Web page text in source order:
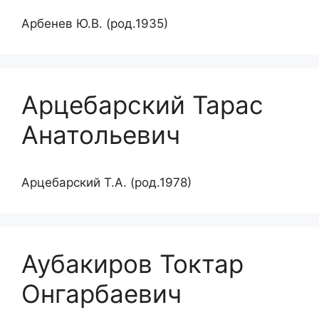
Арбенев Ю.В. (род.1935)
Арцебарский Тарас
Анатольевич
Арцебарский Т.А. (род.1978)
Аубакиров Токтар
Онгарбаевич